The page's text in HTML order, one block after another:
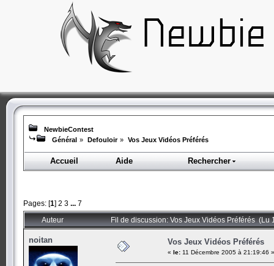
NewbieContest
Général » Defouloir » Vos Jeux Vidéos Préférés
Accueil Aide Rechercher
Pages: [1] 2 3 ... 7
Auteur Fil de discussion: Vos Jeux Vidéos Préférés (Lu
noitan Vos Jeux Vidéos Préférés
« le: 11 Décembre 2005 à 21:19:46 »